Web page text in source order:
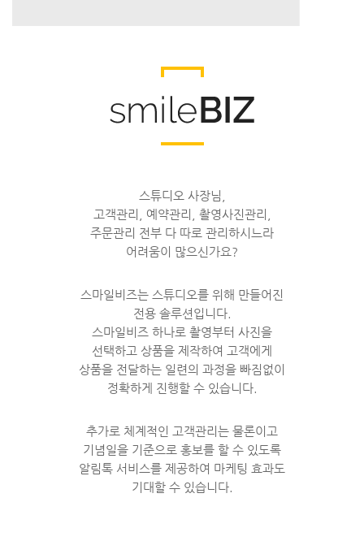
스튜디오 사장님,
고객관리, 예약관리, 촬영사진관리,
주문관리 전부 다 따로 관리하시느라
어려움이 많으신가요?
스마일비즈는 스튜디오를 위해 만들어진
전용 솔루션입니다.
스마일비즈 하나로 촬영부터 사진을
선택하고 상품을 제작하여 고객에게
상품을 전달하는 일련의 과정을 빠짐없이
정확하게 진행할 수 있습니다.
추가로 체계적인 고객관리는 물론이고
기념일을 기준으로 홍보를 할 수 있도록
알림톡 서비스를 제공하여 마케팅 효과도
기대할 수 있습니다.